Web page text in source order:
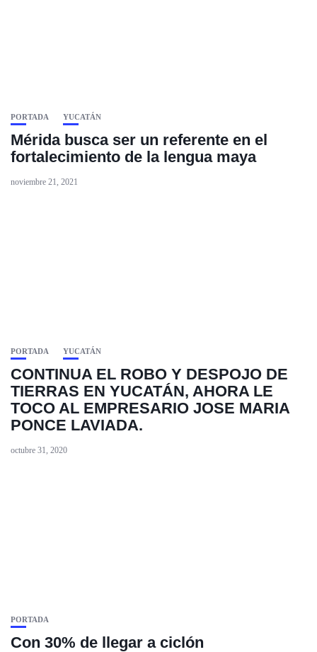
PORTADA YUCATÁN
Mérida busca ser un referente en el
fortalecimiento de la lengua maya
noviembre 21, 2021
PORTADA YUCATÁN
CONTINUA EL ROBO Y DESPOJO DE
TIERRAS EN YUCATÁN, AHORA LE
TOCO AL EMPRESARIO JOSE MARIA
PONCE LAVIADA.
octubre 31, 2020
PORTADA
Con 30% de llegar a ciclón